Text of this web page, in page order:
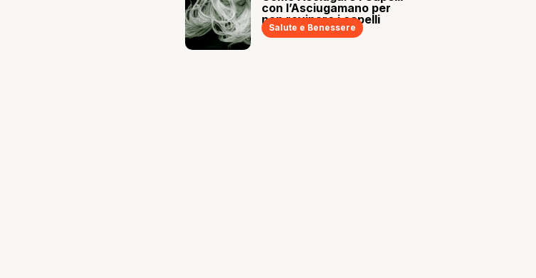
con l’Asciugamano per
non rovinare i capelli
Salute e Benessere